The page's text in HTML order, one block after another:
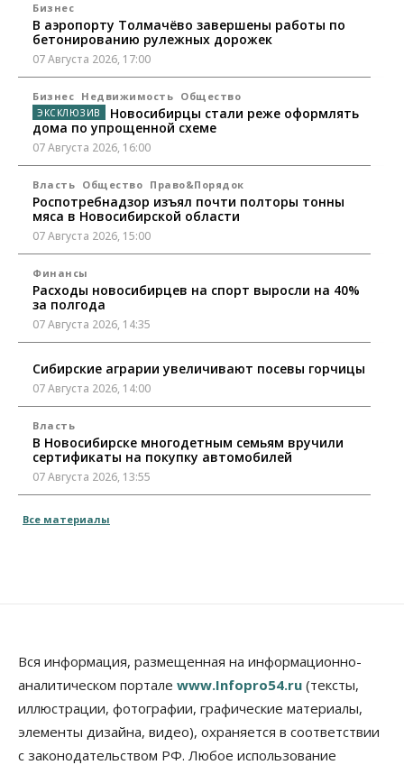
Бизнес
В аэропорту Толмачёво завершены работы по
бетонированию рулежных дорожек
07 Августа 2026, 17:00
Бизнес Недвижимость Общество
Новосибирцы стали реже оформлять
дома по упрощенной схеме
07 Августа 2026, 16:00
Власть Общество Право&Порядок
Роспотребнадзор изъял почти полторы тонны
мяса в Новосибирской области
07 Августа 2026, 15:00
Финансы
Расходы новосибирцев на спорт выросли на 40%
за полгода
07 Августа 2026, 14:35
Сибирские аграрии увеличивают посевы горчицы
07 Августа 2026, 14:00
Власть
В Новосибирске многодетным семьям вручили
сертификаты на покупку автомобилей
07 Августа 2026, 13:55
Треть автовладельцев в Новосибирской области
07 Августа 2026, 12:35
Общество
Синоптики рассказали о погоде в Новосибирске
на выходных
07 Августа 2026, 12:00
Все материалы
Вся информация, размещенная на информационно-
аналитическом портале www.Infopro54.ru (тексты,
иллюстрации, фотографии, графические материалы,
элементы дизайна, видео), охраняется в соответствии
с законодательством РФ. Любое использование